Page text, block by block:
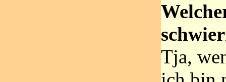
Tja,